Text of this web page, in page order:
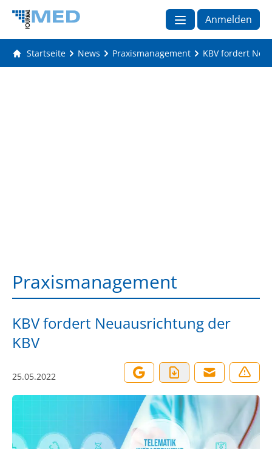
Anmelden
Startseite News Praxismanagement KBV fordert
Praxismanagement
KBV fordert Neuausrichtung der
KBV
25.05.2022